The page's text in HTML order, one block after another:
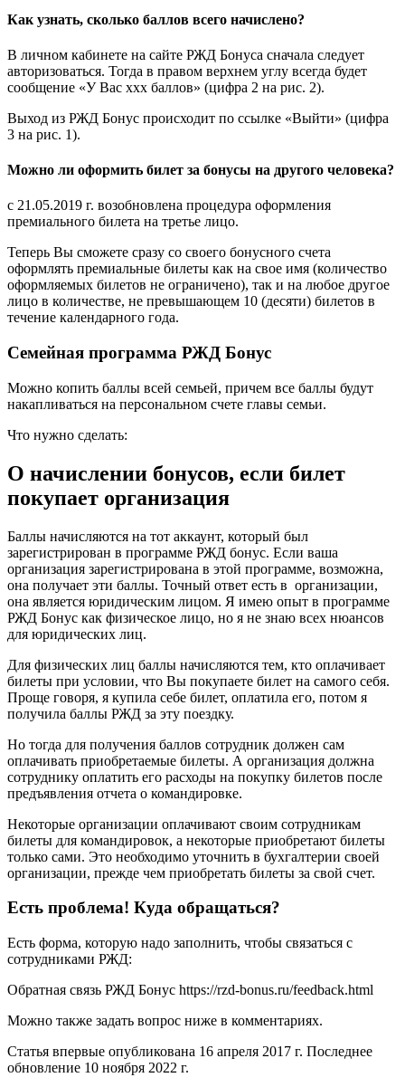
Как узнать, сколько баллов всего начислено?
В личном кабинете на сайте РЖД Бонуса сначала следует
авторизоваться. Тогда в правом верхнем углу всегда будет
сообщение «У Вас ххх баллов» (цифра 2 на рис. 2).
Выход из РЖД Бонус происходит по ссылке «Выйти» (цифра
3 на рис. 1).
Можно ли оформить билет за бонусы на другого человека?
с 21.05.2019 г. возобновлена процедура оформления
премиального билета на третье лицо.
Теперь Вы сможете сразу со своего бонусного счета
оформлять премиальные билеты как на свое имя (количество
оформляемых билетов не ограничено), так и на любое другое
лицо в количестве, не превышающем 10 (десяти) билетов в
течение календарного года.
Семейная программа РЖД Бонус
Можно копить баллы всей семьей, причем все баллы будут
накапливаться на персональном счете главы семьи.
Что нужно сделать:
О начислении бонусов, если билет
покупает организация
Баллы начисляются на тот аккаунт, который был
зарегистрирован в программе РЖД бонус. Если ваша
организация зарегистрирована в этой программе, возможна,
она получает эти баллы. Точный ответ есть в организации,
она является юридическим лицом. Я имею опыт в программе
РЖД Бонус как физическое лицо, но я не знаю всех нюансов
для юридических лиц.
Для физических лиц баллы начисляются тем, кто оплачивает
билеты при условии, что Вы покупаете билет на самого себя.
Проще говоря, я купила себе билет, оплатила его, потом я
получила баллы РЖД за эту поездку.
Но тогда для получения баллов сотрудник должен сам
оплачивать приобретаемые билеты. А организация должна
сотруднику оплатить его расходы на покупку билетов после
предъявления отчета о командировке.
Некоторые организации оплачивают своим сотрудникам
билеты для командировок, а некоторые приобретают билеты
только сами. Это необходимо уточнить в бухгалтерии своей
организации, прежде чем приобретать билеты за свой счет.
Есть проблема! Куда обращаться?
Есть форма, которую надо заполнить, чтобы связаться с
сотрудниками РЖД:
Обратная связь РЖД Бонус https://rzd-bonus.ru/feedback.html
Можно также задать вопрос ниже в комментариях.
Статья впервые опубликована 16 апреля 2017 г. Последнее
обновление 10 ноября 2022 г.